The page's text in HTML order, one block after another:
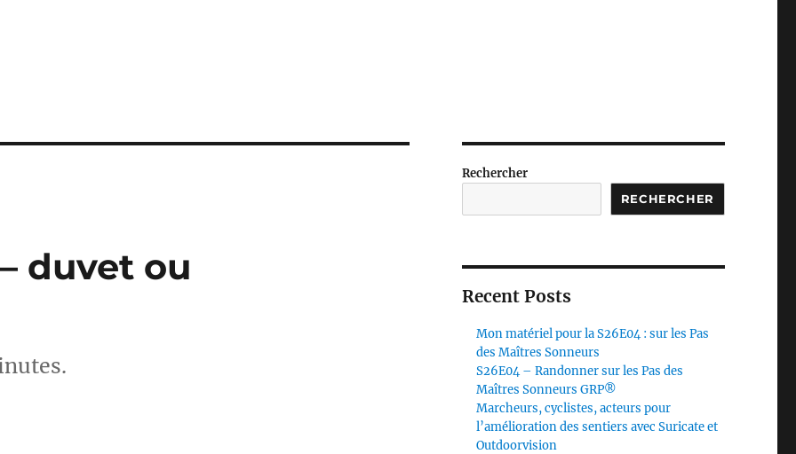
duvet ou
Rechercher
RECHERCHER
Recent Posts
Mon matériel pour la S26E04 : sur les Pas
des Maîtres Sonneurs
S26E04 – Randonner sur les Pas des
Maîtres Sonneurs GRP®
Marcheurs, cyclistes, acteurs pour
l’amélioration des sentiers avec Suricate et
Outdoorvision